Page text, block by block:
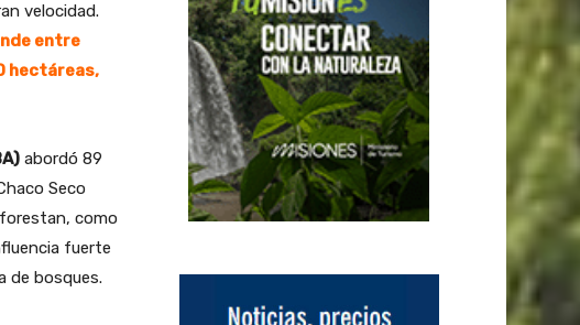
velocidad.
entre
hectáreas,
abordó 89
Seco
como
fuerte
de bosques.